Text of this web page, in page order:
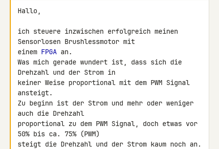
Hallo,
ich steuere inzwischen erfolgreich meinen
Sensorlosen Brushlessmotor mit
einem FPGA an.
Was mich gerade wundert ist, dass sich die
Drehzahl und der Strom in
keiner Weise proportional mit dem PWM Signal
ansteigt.
Zu beginn ist der Strom und mehr oder weniger
auch die Drehzahl
proportional zu dem PWM Signal, doch etwas vor
50% bis ca. 75% (PWM)
steigt die Drehzahl und der Strom kaum noch an.